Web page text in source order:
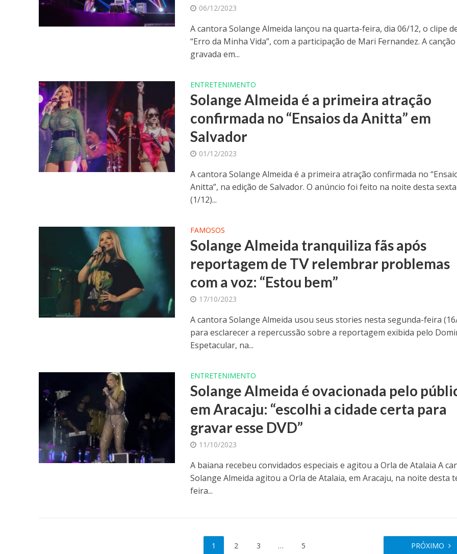
06/12/2023
A cantora Solange Almeida lançou na quarta-feira, dia 06/12, o clipe
“Erro da Minha Vida”, com a participação de Mari Fernandez. A
gravada em...
ENTRETENIMENTO
Solange Almeida é a primeira atração
confirmada no “Ensaios da Anitta” em
Salvador
01/12/2023
A cantora Solange Almeida é a primeira atração confirmada no
Anitta”, na edição de Salvador. O anúncio foi feito na noite desta
(1/12)...
FAMOSOS
Solange Almeida tranquiliza fãs após
reportagem de TV relembrar problemas
com a voz: “Estou bem”
17/10/2023
A cantora Solange Almeida usou seus stories nesta segunda-feira
para esclarecer a repercussão sobre a reportagem exibida pelo
Espetacular, na...
ENTRETENIMENTO
Solange Almeida é ovacionada pelo
em Aracaju: “escolhi a cidade certa para
gravar esse DVD”
11/10/2023
A baiana recebeu convidados especiais e agitou a Orla de Atalaia A
Solange Almeida agitou a Orla de Atalaia, em Aracaju, na noite desta
feira...
1 2 3 … 5 PRÓXIMO